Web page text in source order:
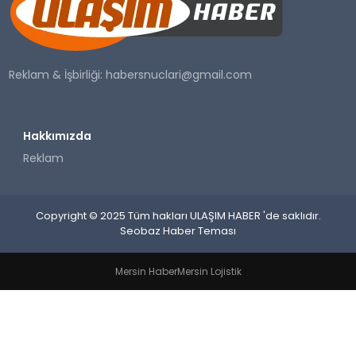
SAĞLIK
YAŞAM
Reklam & İşbirliği:habersnuclari@gmail.com
Hakkımızda
Reklam
Copyright © 2025 Tüm hakları ULAŞIM HABER 'de saklıdır.
Seobaz Haber Teması
Mersin HaberMersin Lojistik